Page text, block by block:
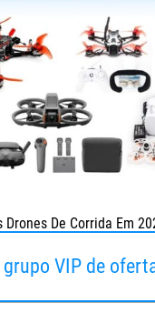
Drones De Corrida Em
VIP de